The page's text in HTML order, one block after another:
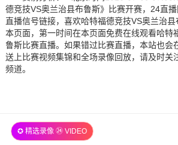
德竞技VS奥兰治县布鲁斯》比赛开赛，24直
直播信号链接，喜欢哈特福德竞技VS奥兰治
本页面，第一时间在本页面免费在线观看哈特
鲁斯比赛直播。如果错过比赛直播，本站也会
送上比赛视频集锦和全场录像回放，请及时关
频道。
✪ 精选录像 ㉔ VIDEO